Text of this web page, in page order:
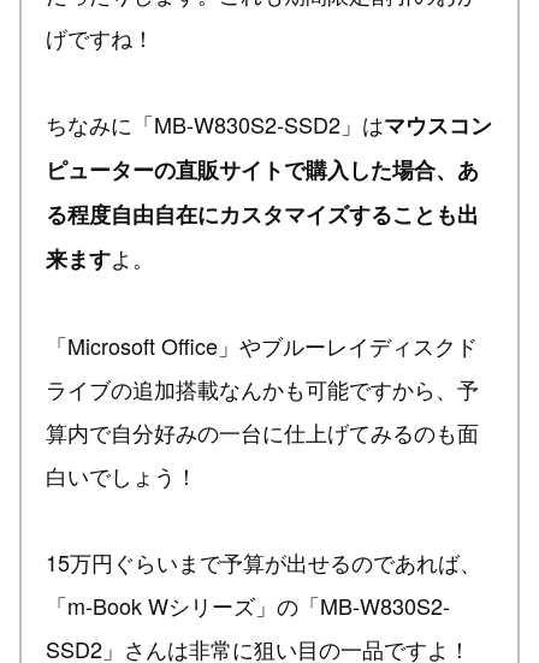
げですね！
ちなみに「MB-W830S2-SSD2」はマウスコン
ピューターの直販サイトで購入した場合、あ
る程度自由自在にカスタマイズすることも出
来ますよ。
「Microsoft Office」やブルーレイディスクド
ライブの追加搭載なんかも可能ですから、予
算内で自分好みの一台に仕上げてみるのも面
白いでしょう！
15万円ぐらいまで予算が出せるのであれば、
「m-Book Wシリーズ」の「MB-W830S2-
SSD2」さんは非常に狙い目の一品ですよ！